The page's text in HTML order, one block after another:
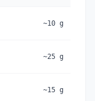
~10 g
~25 g
~15 g